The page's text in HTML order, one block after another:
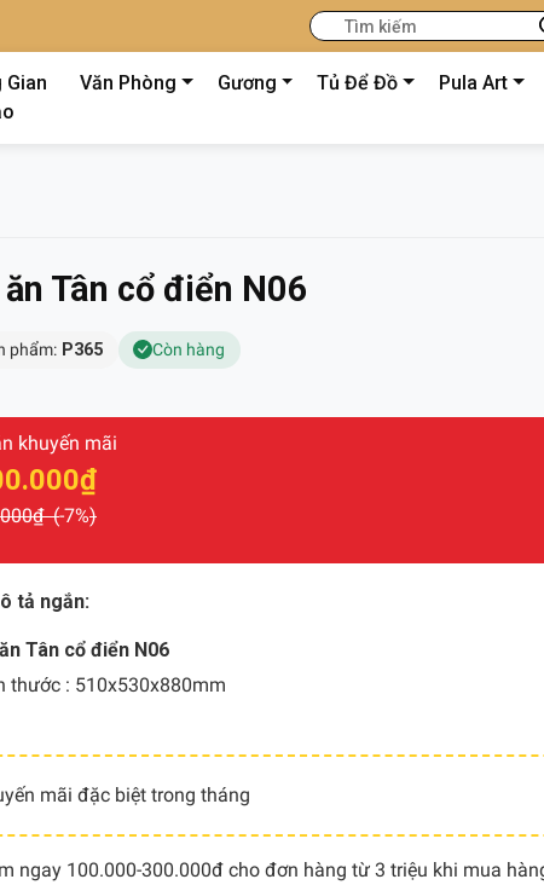
Gian
Văn Phòng Gương Tủ Để Đồ Pula Art
ăn Tân cổ điển N06
phẩm:P365 Còn hàng
khuyến mãi
(-7%)
tả ngắn:
Tân cổ điển N06
thước : 510x530x880mm
mãi đặc biệt trong tháng
ngay 100.000-300.000đ cho đơn hàng từ 3 triệu khi mua